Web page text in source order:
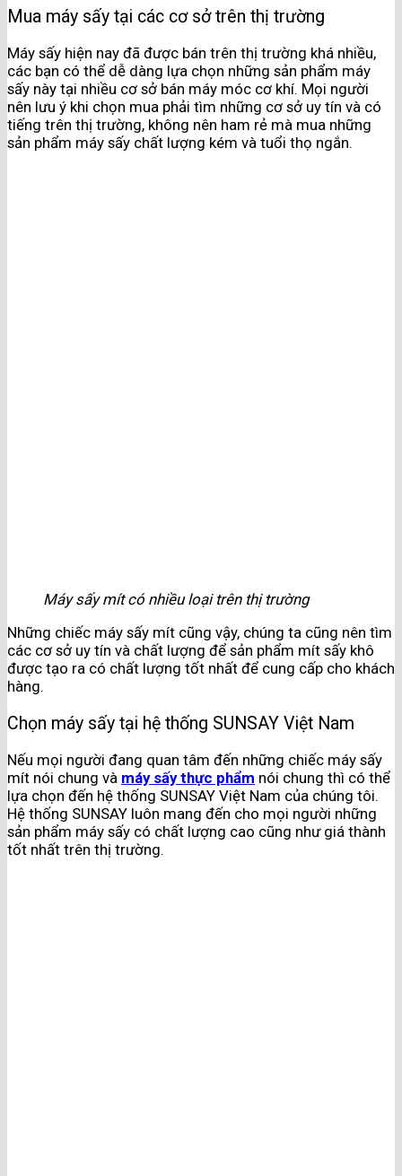
Mua máy sấy tại các cơ sở trên thị trường
Máy sấy hiện nay đã được bán trên thị trường khá nhiều,
các bạn có thể dễ dàng lựa chọn những sản phẩm máy
sấy này tại nhiều cơ sở bán máy móc cơ khí. Mọi người
nên lưu ý khi chọn mua phải tìm những cơ sở uy tín và có
tiếng trên thị trường, không nên ham rẻ mà mua những
sản phẩm máy sấy chất lượng kém và tuổi thọ ngắn.
Máy sấy mít có nhiều loại trên thị trường
Những chiếc máy sấy mít cũng vậy, chúng ta cũng nên tìm
các cơ sở uy tín và chất lượng để sản phẩm mít sấy khô
được tạo ra có chất lượng tốt nhất để cung cấp cho khách
hàng.
Chọn máy sấy tại hệ thống SUNSAY Việt Nam
Nếu mọi người đang quan tâm đến những chiếc máy sấy
mít nói chung và máy sấy thực phẩm nói chung thì có thể
lựa chọn đến hệ thống SUNSAY Việt Nam của chúng tôi.
Hệ thống SUNSAY luôn mang đến cho mọi người những
sản phẩm máy sấy có chất lượng cao cũng như giá thành
tốt nhất trên thị trường.